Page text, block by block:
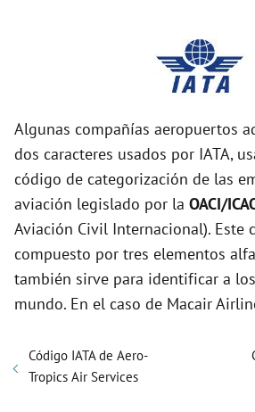
Algunas compañías aeropuertos
dos caracteres usados por IATA,
código de categorización de las
aviación legislado por la OACI/
Aviación Civil Internacional). Este
compuesto por tres elementos
también sirve para identificar a
mundo. En el caso de Macair
Código IATA de Aero-
Tropics Air Services